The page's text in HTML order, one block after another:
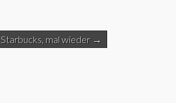
Starbucks, mal wieder →